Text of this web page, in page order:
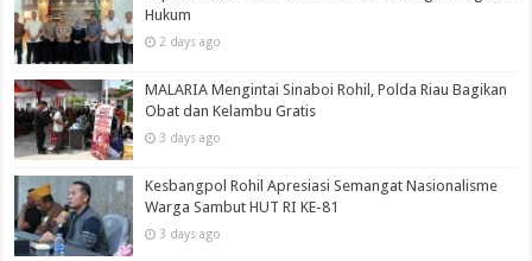
Hukum
2 days ago
MALARIA Mengintai Sinaboi Rohil, Polda Riau Bagikan
Obat dan Kelambu Gratis
3 days ago
Kesbangpol Rohil Apresiasi Semangat Nasionalisme
Warga Sambut HUT RI KE-81
3 days ago